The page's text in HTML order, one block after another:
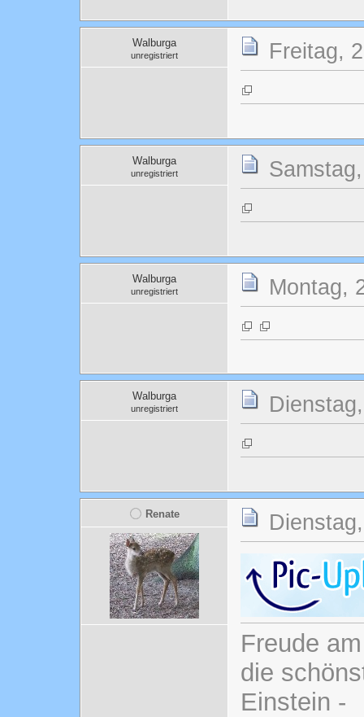
Walburga
unregistriert Freitag,
Walburga
unregistriert
Walburga
unregistriert Montag,
Walburga
unregistriert
Renate
Freude
die
Einstein -